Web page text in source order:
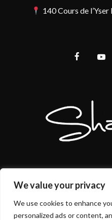
We value your privacy
We use cookies to enhance
personalized ads or content,
140 Cours de
Mentions légales et